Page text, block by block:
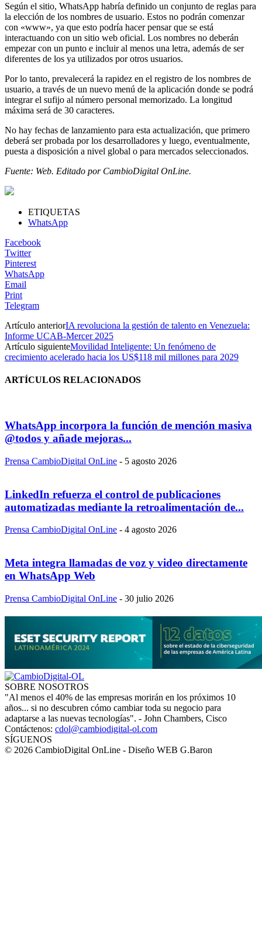
Según el sitio, WhatsApp habría definido un conjunto de reglas para
la elección de los nombres de usuario. Estos no podrán comenzar
con «www», ya que esto podría hacer pensar que se está
interactuando con un sitio web oficial. Los nombres no deberán
empezar con un punto e incluir al menos una letra, además de ser
diferentes de los ya utilizados por otros usuarios.
Por lo tanto, prevalecerá la rapidez en el registro de los nombres de
usuario, a través de un nuevo menú de la aplicación donde se podrá
integrar el sufijo al número personal memorizado. La longitud
máxima será de 30 caracteres.
No hay fechas de lanzamiento para esta actualización, que primero
deberá ser probada por los desarrolladores y luego, eventualmente,
puesta a disposición a nivel global o para mercados seleccionados.
Fuente: Web. Editado por CambioDigital OnLine.
ETIQUETAS
WhatsApp
Facebook
Twitter
Pinterest
WhatsApp
Email
Print
Telegram
Artículo anteriorIA revoluciona la gestión de talento en Venezuela:
Informe UCAB-Mercer 2025
Artículo siguienteMovilidad Inteligente: Un fenómeno de
crecimiento acelerado hacia los US$118 mil millones para 2029
ARTÍCULOS RELACIONADOS
WhatsApp incorpora la función de mención masiva
@todos y añade mejoras...
Prensa CambioDigital OnLine - 5 agosto 2026
LinkedIn refuerza el control de publicaciones
automatizadas mediante la retroalimentación de...
Prensa CambioDigital OnLine - 4 agosto 2026
Meta integra llamadas de voz y video directamente
en WhatsApp Web
Prensa CambioDigital OnLine - 30 julio 2026
SOBRE NOSOTROS
"Al menos el 40% de las empresas morirán en los próximos 10
años... si no descubren cómo cambiar toda su negocio para
adaptarse a las nuevas tecnologías". - John Chambers, Cisco
Contáctenos: cdol@cambiodigital-ol.com
SÍGUENOS
© 2026 CambioDigital OnLine - Diseño WEB G.Baron